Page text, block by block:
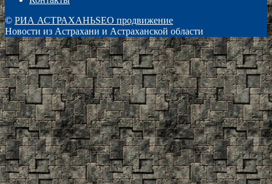
© РИА АСТРАХАНЬSEO продвижение
Новости из Астрахани и Астраханской области